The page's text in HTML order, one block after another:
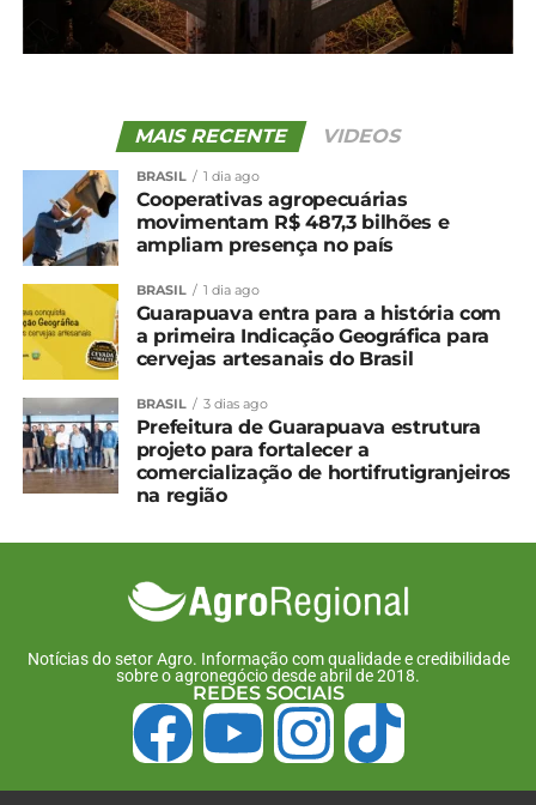
Compartilhe isso:
Relacionado
Prazo para pagamento do
CCIR 25 termina nesta
semana
15 de julho, 2025
Em "Brasil"
Proprietário rural já pode
Em "Brasil"
Proprietário rural já pode
emitir CCIR 2024
18 de junho, 2024
Em "Paraná"
Novos zoneamentos climáticos vão ampliar
a produção de batata voltada ao mercado e à
Após altas, preço do leite dá sinais de recuo
MAIS RECENTE VIDEOS
BRASIL 1 dia ago
Cooperativas agropecuárias
movimentam R$ 487,3 bilhões e
ampliam presença no país
BRASIL 1 dia ago
Guarapuava entra para a história com
a primeira Indicação Geográfica para
cervejas artesanais do Brasil
BRASIL 3 dias ago
Prefeitura de Guarapuava estrutura
projeto para fortalecer a
comercialização de hortifrutigranjeiros
na região
Notícias do setor Agro. Informação com qualidade e credibilidade
sobre o agronegócio desde abril de 2018.
REDES SOCIAIS